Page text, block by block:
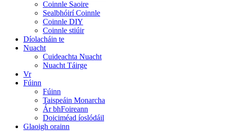
Coinnle Saoire
Sealbhóirí Coinnle
Coinnle DIY
Coinnle stiúir
Díolacháin te
Nuacht
Cuideachta Nuacht
Nuacht Táirge
Vr
Fúinn
Fúinn
Taispeáin Monarcha
Ár bhFoireann
Doiciméad íoslódáil
Glaoigh orainn